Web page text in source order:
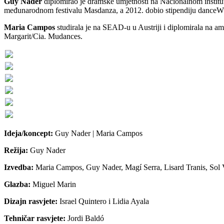
međunarodnom festivalu Masdanza, a 2012. dobio stipendiju
Maria Campos studirala je na SEAD-u u Austriji i diplomirala na
Margarit/Cia. Mudances.
Ideja/koncept: Guy Nader | Maria Campos
Režija: Guy Nader
Izvedba: Maria Campos, Guy Nader, Magí Serra, Lisard Tranis, Sol
Glazba: Miguel Marin
Dizajn rasvjete: Israel Quintero i Lidia Ayala
Tehničar rasvjete: Jordi Baldó